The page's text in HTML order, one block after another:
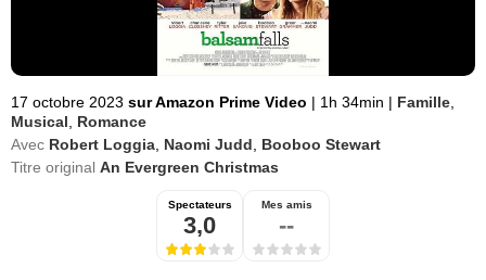
17 octobre 2023 sur Amazon Prime Video | 1h 34min | Famille
Musical
Romance
Avec Robert Loggia Naomi Judd
Booboo Stewart
Titre original An Evergreen Christmas
Spectateurs
3,0
Mes amis
--